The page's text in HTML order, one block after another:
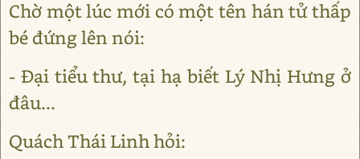
Chờ một lúc mới có một tên hán tử thấp
bé đứng lên nói:
- Đại tiểu thư, tại hạ biết Lý Nhị Hưng ở
đâu...
Quách Thái Linh hỏi: